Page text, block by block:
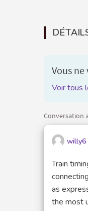
Vous
Voir tous
Conversation
willy6
Train
as
the most